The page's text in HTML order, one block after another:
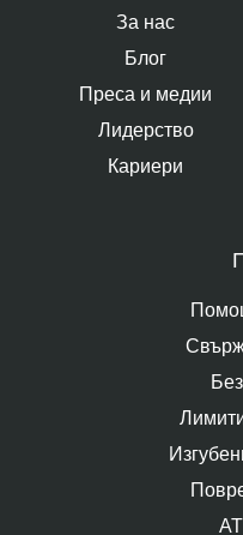
За нас
Блог
Преса и медии
Лидерство
Кариери